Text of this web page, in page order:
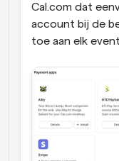
Cal.com dat
account bij de
toe aan elk